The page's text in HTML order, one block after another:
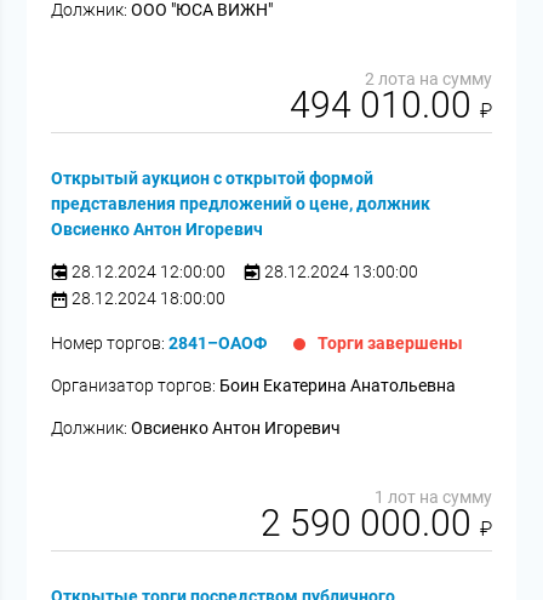
Должник:ООО "ЮСА ВИЖН"
2 лота на сумму
494 010.00 ₽
Открытый аукцион с открытой формой
представления предложений о цене, должник
Овсиенко Антон Игоревич
28.12.2024 12:00:00
28.12.2024 13:00:00
28.12.2024 18:00:00
Номер торгов:2841–ОАОФ Торги завершены
Организатор торгов: Боин Екатерина Анатольевна
Должник:Овсиенко Антон Игоревич
1 лот на сумму
2 590 000.00 ₽
Открытые торги посредством публичного